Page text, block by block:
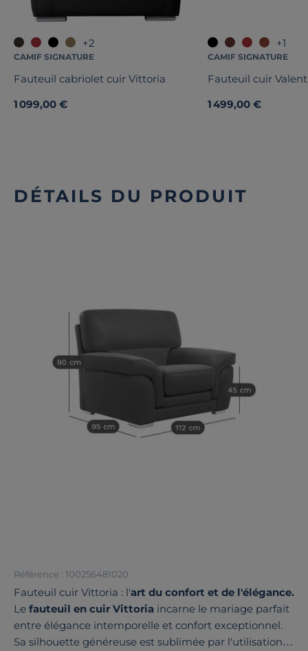
+2
CAMIF SIGNATURE
Fauteuil cabriolet cuir Vittoria
1 099,00 €
+1
CAMIF SIGNATURE
Fauteuil cuir
1 499,00 €
DÉTAILS DU PRODUIT
Référence : 100256481020
Fauteuil cuir Vittoria : l'art du confort et de l'élégance.
Le fauteuil en cuir Vittoria incarne le mariage parfait
entre élégance intemporelle et confort exceptionnel.
Sa silhouette généreuse est sublimée par l'utilisation